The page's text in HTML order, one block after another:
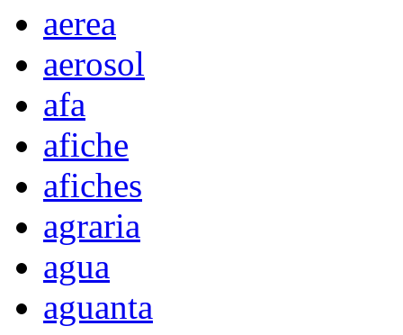
aerea
aerosol
afa
afiche
afiches
agraria
agua
aguanta